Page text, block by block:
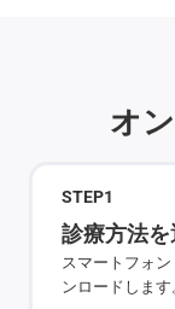
オ
STEP1
診療方法
スマートフォ
ンロードします。